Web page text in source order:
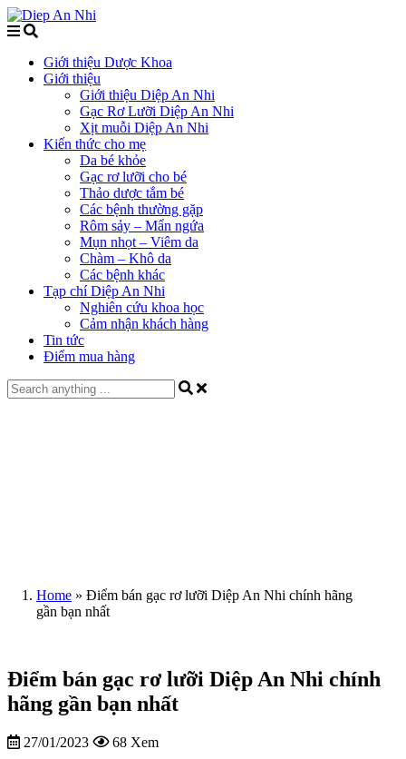
Giới thiệu Dược Khoa
Giới thiệu
Giới thiệu Diệp An Nhi
Gạc Rơ Lưỡi Diệp An Nhi
Xịt muỗi Diệp An Nhi
Kiến thức cho mẹ
Da bé khỏe
Gạc rơ lưỡi cho bé
Thảo dược tắm bé
Các bệnh thường gặp
Rôm sảy – Mẩn ngứa
Mụn nhọt – Viêm da
Chàm – Khô da
Các bệnh khác
Tạp chí Diệp An Nhi
Nghiên cứu khoa học
Cảm nhận khách hàng
Tin tức
Điểm mua hàng
Home » Điểm bán gạc rơ lưỡi Diệp An Nhi chính hãng
gần bạn nhất
Điểm bán gạc rơ lưỡi Diệp An Nhi chính
hãng gần bạn nhất
27/01/2023 68 Xem